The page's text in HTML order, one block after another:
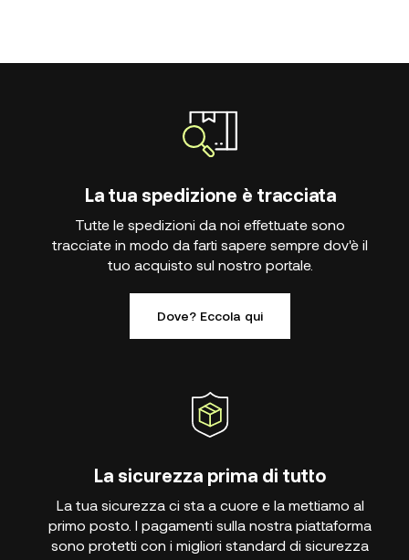
La tua spedizione è tracciata
Tutte le spedizioni da noi effettuate sono
tracciate in modo da farti sapere sempre dov'è il
tuo acquisto sul nostro portale.
Dove? Eccola qui
La sicurezza prima di tutto
La tua sicurezza ci sta a cuore e la mettiamo al
primo posto. I pagamenti sulla nostra piattaforma
sono protetti con i migliori standard di sicurezza